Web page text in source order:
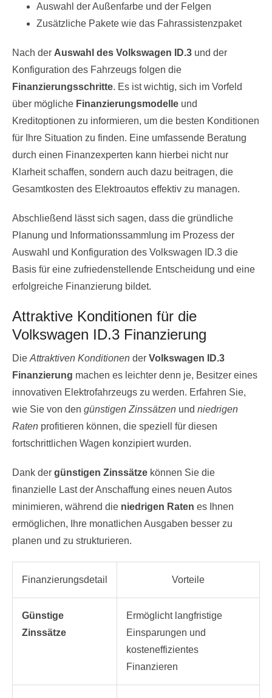
Auswahl der Außenfarbe und der Felgen
Zusätzliche Pakete wie das Fahrassistenzpaket
Nach der Auswahl des Volkswagen ID.3 und der
Konfiguration des Fahrzeugs folgen die
Finanzierungsschritte. Es ist wichtig, sich im Vorfeld
über mögliche Finanzierungsmodelle und
Kreditoptionen zu informieren, um die besten Konditionen
für Ihre Situation zu finden. Eine umfassende Beratung
durch einen Finanzexperten kann hierbei nicht nur
Klarheit schaffen, sondern auch dazu beitragen, die
Gesamtkosten des Elektroautos effektiv zu managen.
Abschließend lässt sich sagen, dass die gründliche
Planung und Informationssammlung im Prozess der
Auswahl und Konfiguration des Volkswagen ID.3 die
Basis für eine zufriedenstellende Entscheidung und eine
erfolgreiche Finanzierung bildet.
Attraktive Konditionen für die
Volkswagen ID.3 Finanzierung
Die Attraktiven Konditionen der Volkswagen ID.3
Finanzierung machen es leichter denn je, Besitzer eines
innovativen Elektrofahrzeugs zu werden. Erfahren Sie,
wie Sie von den günstigen Zinssätzen und niedrigen
Raten profitieren können, die speziell für diesen
fortschrittlichen Wagen konzipiert wurden.
Dank der günstigen Zinssätze können Sie die
finanzielle Last der Anschaffung eines neuen Autos
minimieren, während die niedrigen Raten es Ihnen
ermöglichen, Ihre monatlichen Ausgaben besser zu
planen und zu strukturieren.
Finanzierungsdetail Vorteile
Günstige
Zinssätze
Ermöglicht langfristige
Einsparungen und
kosteneffizientes
Finanzieren